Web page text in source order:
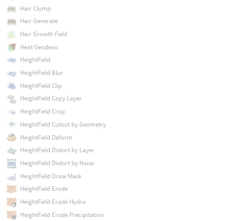
Hair Clump
Hair Generate
Hair Growth Field
Heat Geodesic
HeightField
HeightField Blur
HeightField Clip
HeightField Copy Layer
HeightField Crop
HeightField Cutout by Geometry
HeightField Deform
HeightField Distort by Layer
HeightField Distort by Noise
HeightField Draw Mask
HeightField Erode
HeightField Erode Hydro
HeightField Erode Precipitation